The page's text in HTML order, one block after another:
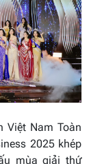
Việt Nam Toàn
2025khép
mùa giải thứ